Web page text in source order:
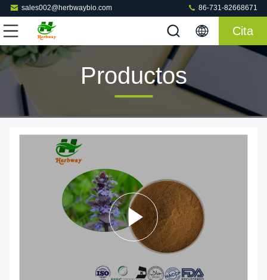
sales002@herbwaybio.com 86-731-82668671
Cita
Productos